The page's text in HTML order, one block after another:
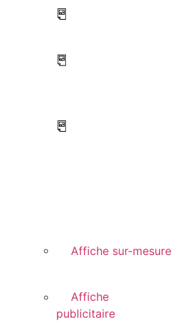
Affiche
publicitaire
Affiche sur-mesure